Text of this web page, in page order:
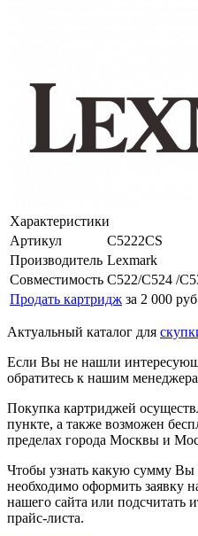
Характеристики
Артикул
C5222CS
Производитель Lexmark
Совместимость C522/C524 /
Продать картридж за 2 000 руб
Актуальный каталог для
Если Вы не нашли
обратитесь к нашим
Покупка картриджей
пункте, а также возможен
пределах города Москвы и
Чтобы узнать какую сумму
необходимо оформить заявку
нашего сайта или подсчитать
прайс-листа.